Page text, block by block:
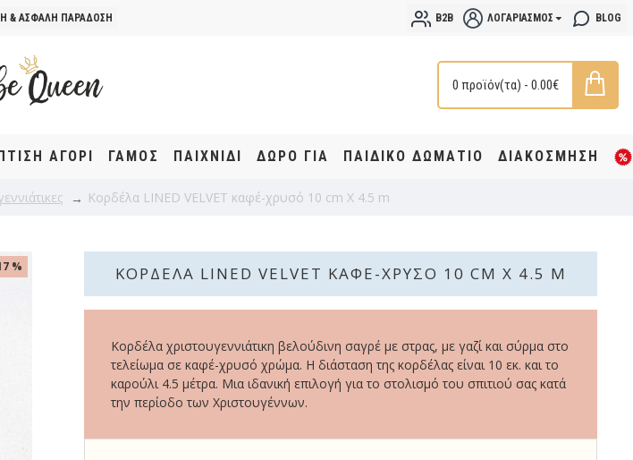
& ΑΣΦΑΛΗ ΠΑΡΑΔΟΣΗ B2B ΛΟΓΑΡΙΑΣΜΌΣ BLOG
0 προϊόν(τα) - 0.00€
ΑΓΌΡΙ ΓΑΜΟΣ ΠΑΙΧΝΙΔΙ ΔΩΡΟ ΓΙΑ ΠΑΙΔΙΚΟ ΔΩΜΑΤΙΟ ΔΙΑΚΟΣΜΗΣΗ
Κορδέλα LINED VELVET καφέ-χρυσό 10 cm Χ 4.5 m
% ΚΟΡΔΈΛΑ LINED VELVET ΚΑΦΈ-ΧΡΥΣΌ 10 CM Χ 4.5 M
Κορδέλα χριστουγεννιάτικη βελούδινη σαγρέ με στρας, με γαζί και σύρμα στο
τελείωμα σε καφέ-χρυσό χρώμα. Η διάσταση της κορδέλας είναι 10 εκ. και το
καρούλι 4.5 μέτρα. Μια ιδανική επιλογή για το στολισμό του σπιτιού σας κατά
την περίοδο των Χριστουγέννων.